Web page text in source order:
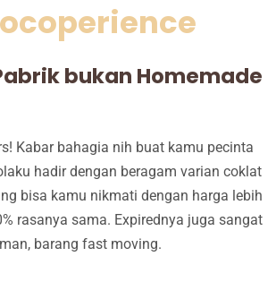
bukan Homemade
Kabar bahagia nih buat kamu pecinta
hadir dengan beragam varian coklat
bisa kamu nikmati dengan harga lebih
rasanya sama. Expirednya juga sangat
barang fast moving.